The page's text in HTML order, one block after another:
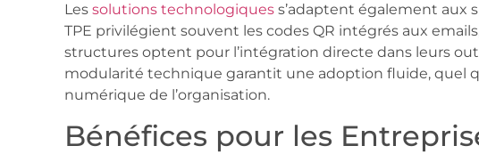
Les solutions technologiques s’adaptent également aux
TPE privilégient souvent les codes QR intégrés aux
structures optent pour l’intégration directe dans leurs
modularité technique garantit une adoption fluide, quel
numérique de l’organisation.
Bénéfices pour les